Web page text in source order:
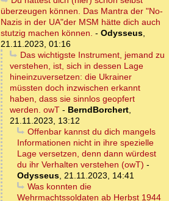
überzeugen können. Das Mantra der "No-
Nazis in der UA"der MSM hätte dich auch
stutzig machen können. - Odysseus,
21.11.2023, 01:16
Das wichtigste Instrument, jemand zu
verstehen, ist, sich in dessen Lage
hineinzuversetzen: die Ukrainer
müssten doch inzwischen erkannt
haben, dass sie sinnlos geopfert
werden. owT - BerndBorchert,
21.11.2023, 13:12
Offenbar kannst du dich mangels
Informationen nicht in ihre spezielle
Lage versetzen, denn dann würdest
du ihr Verhalten verstehen (owT) -
Odysseus, 21.11.2023, 14:41
Was konnten die
Wehrmachtssoldaten ab Herbst 1944